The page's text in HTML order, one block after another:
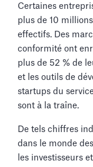
Certaines
plus de 10
effectifs. Des
conformité ont
plus de 52 % de
et les outils de
startups du
sont à la traîne.
De tels chiffres
dans le monde
les investisseurs